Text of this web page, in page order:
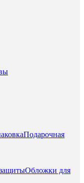
Подарочная
Обложки для